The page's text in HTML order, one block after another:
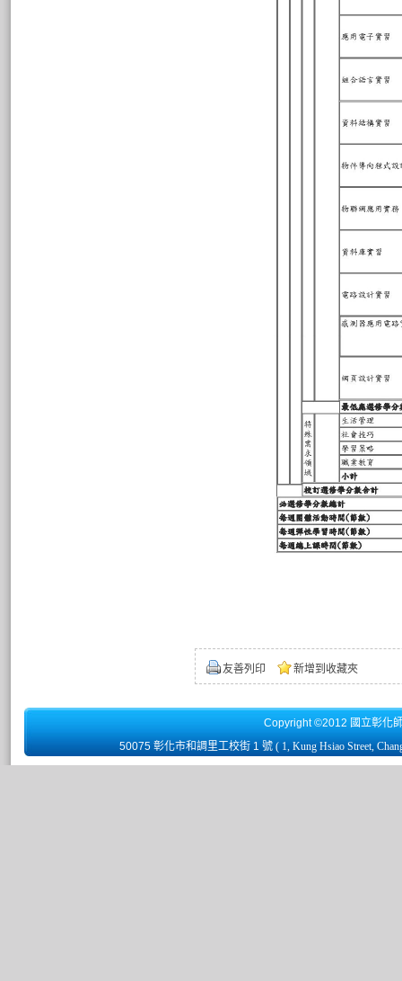
友善列印 新增到收藏夾
Copyright ©2012 國立彰化
50075 彰化市和調里工校街 1 號 ( 1, Kung Hsiao Street,